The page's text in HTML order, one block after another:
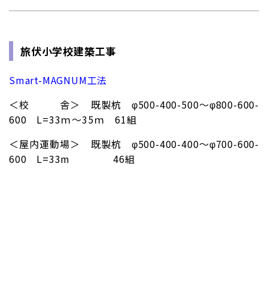
旅伏小学校建築工事
Smart-MAGNUM工法
＜校 舎＞ 既製杭 φ500-400-500～φ800-600-
600 L=33ｍ～35ｍ 61組
＜屋内運動場＞ 既製杭 φ500-400-400～φ700-600-
600 L=33m 46組